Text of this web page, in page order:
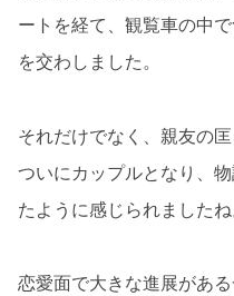
ートを経て、観覧車の中
を交わしました。
それだけでなく、親友の
ついにカップルとなり、
たように感じられましたね
恋愛面で大きな進展があ